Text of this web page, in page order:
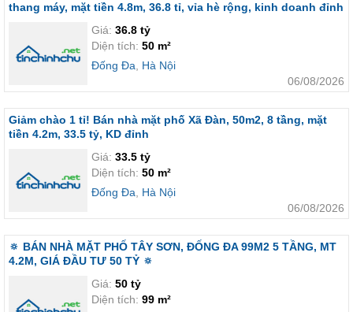
thang máy, mặt tiền 4.8m, 36.8 tỉ, vỉa hè rộng, kinh doanh đỉnh
Giá: 36.8 tỷ
Diện tích: 50 m²
Đống Đa
Hà Nội
06/08/2026
Giảm chào 1 tỉ! Bán nhà mặt phố Xã Đàn, 50m2, 8 tầng, mặt
tiền 4.2m, 33.5 tỷ, KD đỉnh
Giá: 33.5 tỷ
Diện tích: 50 m²
Đống Đa
Hà Nội
06/08/2026
🔅 BÁN NHÀ MẶT PHỐ TÂY SƠN, ĐỐNG ĐA 99M2 5 TẦNG, MT
4.2M, GIÁ ĐẦU TƯ 50 TỶ 🔅
Giá: 50 tỷ
Diện tích: 99 m²